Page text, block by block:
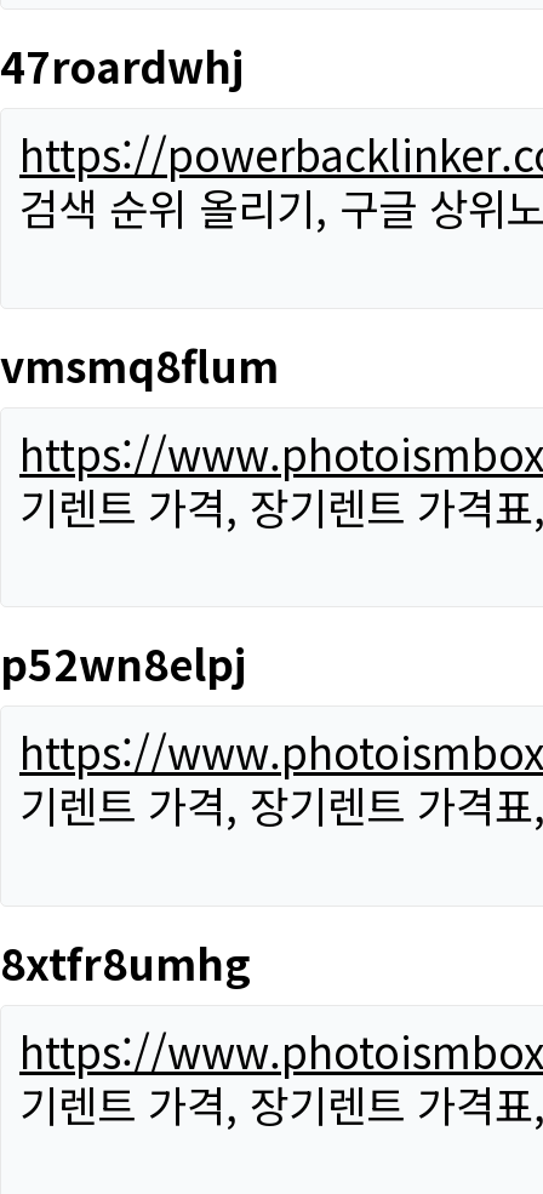
47roardwhj
https://
검색 순위 올리기, 구글 상위
vmsmq8flum
https://
기렌트 가격, 장기렌트 가격
p52wn8elpj
https://
기렌트 가격, 장기렌트 가격
8xtfr8umhg
https://
기렌트 가격, 장기렌트 가격